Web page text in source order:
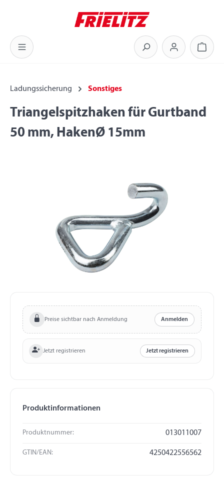
Zum Hauptinhalt springen
Ladungssicherung Sonstiges
Triangelspitzhaken für Gurtband
50 mm, HakenØ 15mm
Preise sichtbar nach Anmeldung Anmelden
Jetzt registrieren Jetzt registrieren
Produktinformationen
Produktnummer: 013011007
GTIN/EAN: 4250422556562